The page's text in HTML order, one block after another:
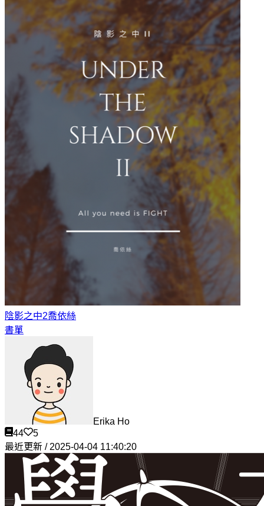
陰影之中2喬依絲
書單
Erika Ho
44
5
最近更新 / 2025-04-04 11:40:20